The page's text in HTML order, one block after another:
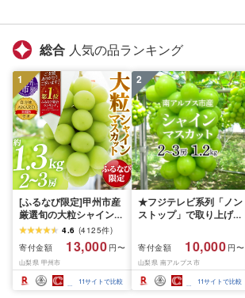
総合 人気の品ランキング
1
[ふるなび限定]甲州市産
厳選旬の大粒シャインマ
スカット 約1.3kg 2〜3
房[2026年発送]
(MG)B12-472 FN-
Limited-VO シャインマ
スカット フルーツ
4.6 (4125件)
寄付金額
13,000 円〜
山梨県 甲州市
11サイトで比較
2
★フジテレビ系列「ノン
ストップ」で取り上げら
先行予約]南アルプス市
産シャインマスカット
1.2kg以上(2〜3房)ふる
さと納税 おすすめ 山梨
県 南アルプス市 送料無
寄付金額 10,000 円〜
山梨県 南アルプス市
11サイトで比較